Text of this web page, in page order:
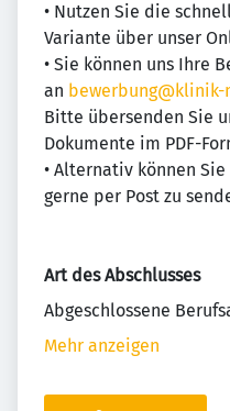
• Nutzen Sie die
Variante über unser
• Sie können uns Ihre
an
Bitte übersenden Sie
Dokumente im PDF-
• Alternativ können
gerne per Post zu
Art des Abschlusses
Abgeschlossene
Mehr anzeigen